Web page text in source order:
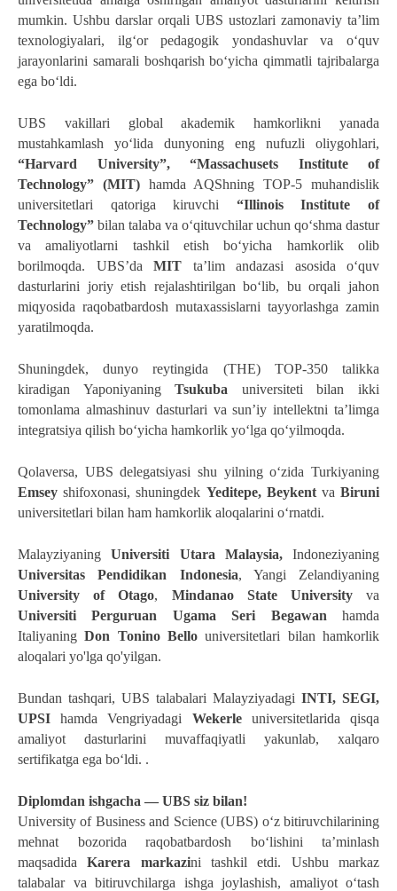
mumkin. Ushbu darslar orqali UBS ustozlari zamonaviy ta’lim
texnologiyalari, ilg‘or pedagogik yondashuvlar va o‘quv
jarayonlarini samarali boshqarish bo‘yicha qimmatli tajribalarga
ega bo‘ldi.
UBS vakillari global akademik hamkorlikni yanada
“Harvard University”, “Massachusets Institute of
Technology” (MIT) hamda AQShning TOP-5 muhandislik
universitetlari qatoriga kiruvchi “Illinois Institute of
Technology” bilan talaba va o‘qituvchilar uchun qo‘shma dastur
va amaliyotlarni tashkil etish bo‘yicha hamkorlik olib
borilmoqda. UBSʼda MIT ta’lim andazasi asosida o‘quv
dasturlarini joriy etish rejalashtirilgan bo‘lib, bu orqali jahon
miqyosida raqobatbardosh mutaxassislarni tayyorlashga zamin
yaratilmoqda.
Shuningdek, dunyo reytingida (THE) TOP-350 talikka
kiradigan Yaponiyaning Tsukuba universiteti bilan ikki
tomonlama almashinuv dasturlari va sun’iy intellektni ta’limga
integratsiya qilish boʻyicha hamkorlik yoʻlga qoʻyilmoqda.
Emsey shifoxonasi, shuningdek Yeditepe, Beykent va
universitetlari bilan ham hamkorlik aloqalarini oʻrnatdi.
Malayziyaning Universiti Utara Malaysia,
Universitas Pendidikan Indonesia
University of Otago, Mindanao State University
Universiti Perguruan Ugama Seri Begawan hamda
Italiyaning Don Tonino Bello universitetlari bilan hamkorlik
aloqalari yo'lga qo'yilgan.
Bundan tashqari, UBS talabalari Malayziyadagi INTI, SEGI,
UPSI hamda Vengriyadagi Wekerle universitetlarida qisqa
amaliyot dasturlarini muvaffaqiyatli yakunlab, xalqaro
sertifikatga ega boʻldi. .
Diplomdan ishgacha — UBS siz bilan!
University of Business and Science (UBS) o‘z bitiruvchilarining
mehnat bozorida raqobatbardosh bo‘lishini ta’minlash
maqsadida Karera markazini tashkil etdi. Ushbu markaz
talabalar va bitiruvchilarga ishga joylashish, amaliyot o‘tash